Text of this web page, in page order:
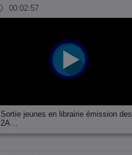
00:02:57
Sortie jeunes en librairie émission des
2A…